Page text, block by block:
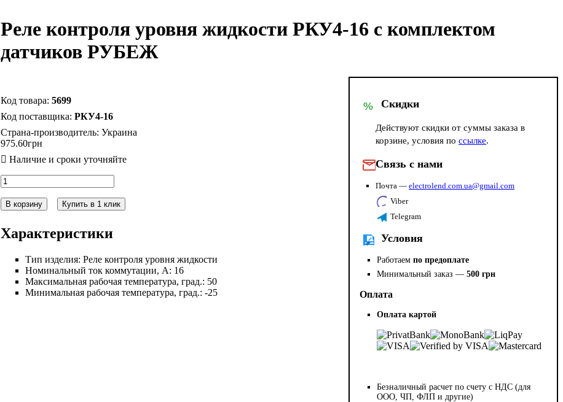
Реле контроля уровня жидкости РКУ4-16 с комплектом
датчиков РУБЕЖ
5699
РКУ4-16
Страна-производитель: Украина
975.60грн
В корзину Купить в 1 клик
Характеристики
Тип изделия: Реле контроля уровня жидкости
Номинальный ток коммутации, А: 16
Максимальная рабочая температура, град.: 50
Минимальная рабочая температура, град.: -25
% Скидки
Действуют скидки от суммы заказа в
корзине, условия поссылке.
Связь с нами
Почта —electrolend.com.ua@gmail.com
Viber
Telegram
Условия
Работаемпо предоплате
Минимальный заказ —500 грн
Оплата
Оплата картой
Безналичный расчет по счету с НДС (для
ООО, ЧП, ФЛП и другие)